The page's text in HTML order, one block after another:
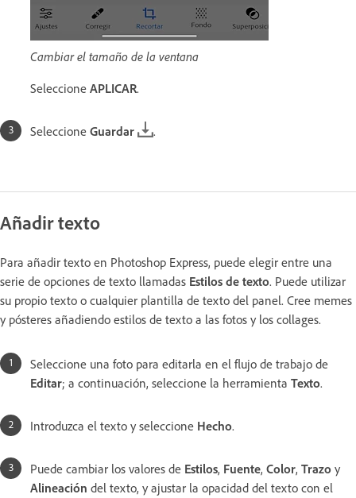
Cambiar el tamaño de la ventana
Seleccione APLICAR.
Seleccione Guardar .
Añadir texto
Para añadir texto en Photoshop Express, puede elegir entre una
serie de opciones de texto llamadas Estilos de texto. Puede utilizar
su propio texto o cualquier plantilla de texto del panel. Cree memes
y pósteres añadiendo estilos de texto a las fotos y los collages.
Seleccione una foto para editarla en el flujo de trabajo de
Editar; a continuación, seleccione la herramienta Texto.
Introduzca el texto y seleccione Hecho.
Puede cambiar los valores de Estilos, Fuente, Color, Trazo y
Alineación del texto, y ajustar la opacidad del texto con el